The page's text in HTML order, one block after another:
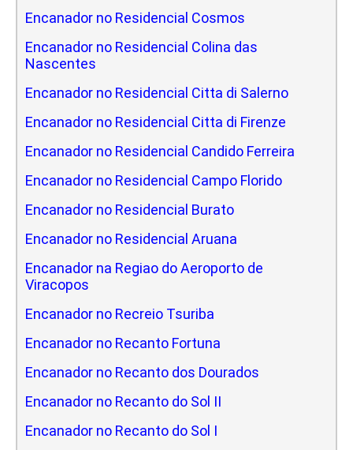
Encanador no Residencial Cosmos
Encanador no Residencial Colina das
Nascentes
Encanador no Residencial Citta di Salerno
Encanador no Residencial Citta di Firenze
Encanador no Residencial Candido Ferreira
Encanador no Residencial Campo Florido
Encanador no Residencial Burato
Encanador no Residencial Aruana
Encanador na Regiao do Aeroporto de
Viracopos
Encanador no Recreio Tsuriba
Encanador no Recanto Fortuna
Encanador no Recanto dos Dourados
Encanador no Recanto do Sol II
Encanador no Recanto do Sol I